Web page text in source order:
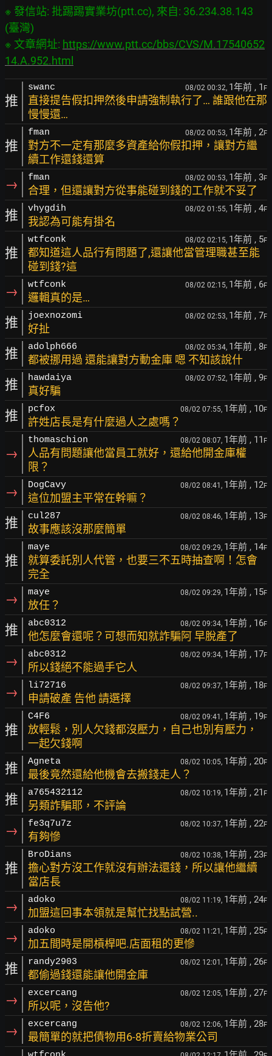
※ 發信站: 批踢踢實業坊(ptt.cc), 來自: 36.234.38.143
(臺灣)
※ 文章網址: https://www.ptt.cc/bbs/CVS/M.17540652
14.A.952.html
推
swanc 08/02 00:32, 1年前 , 1 F
直接提告假扣押然後申請強制執行了… 誰跟他在那
慢慢還…
推
fman 08/02 00:53, 1年前 , 2F
對方不一定有那麼多資產給你假扣押，讓對方繼
續工作還錢還算
→ fman 08/02 00:53, 1年前 , 3F
合理，但還讓對方從事能碰到錢的工作就不妥了
推 vhygdih 08/02 01:55, 1年前 , 4F
我認為可能有掛名
推
wtfconk 08/02 02:15, 1年前 , 5F
都知道這人品行有問題了,還讓他當管理職甚至能
碰到錢?這
→ wtfconk 08/02 02:15, 1年前 , 6F
邏輯真的是…
推 joexnozomi 08/02 02:53, 1年前 , 7F
好扯
推 adolph666 08/02 05:34, 1年前 , 8F
都被挪用過 還能讓對方動金庫 嗯 不知該說什
推 hawdaiya 08/02 07:52, 1年前 , 9F
真好騙
推 pcfox 08/02 07:55, 1年前 , 10F
許姓店長是有什麼過人之處嗎？
→
thomaschion 08/02 08:07, 1年前 , 11 F
人品有問題讓他當員工就好，還給他開金庫權
限？
→ DogCavy 08/02 08:41, 1年前 , 12F
這位加盟主平常在幹嘛？
推 cul287 08/02 08:46, 1年前 , 13F
故事應該沒那麼簡單
推
maye 08/02 09:29, 1年前 , 14F
就算委託別人代管，也要三不五時抽查啊！怎會
完全
→ maye 08/02 09:29, 1年前 , 15F
放任？
推 abc0312 08/02 09:34, 1年前 , 16F
他怎麼會還呢？可想而知就詐騙阿 早脫產了
→ abc0312 08/02 09:34, 1年前 , 17F
所以錢絕不能過手它人
→ li72716 08/02 09:37, 1年前 , 18F
申請破產 告他 請選擇
推
C4F6 08/02 09:41, 1年前 , 19F
放輕鬆，別人欠錢都沒壓力，自己也別有壓力，
一起欠錢啊
推 Agneta 08/02 10:05, 1年前 , 20F
最後竟然還給他機會去搬錢走人？
推 a765432112 08/02 10:19, 1年前 , 21 F
另類詐騙耶，不評論
→ fe3q7u7z 08/02 10:37, 1年前 , 22F
有夠慘
推
BroDians 08/02 10:38, 1年前 , 23F
擔心對方沒工作就沒有辦法還錢，所以讓他繼續
當店長
→ adoko 08/02 11:19, 1年前 , 24F
加盟這回事本領就是幫忙找點試營..
→ adoko 08/02 11:21, 1年前 , 25F
加五間時是開槓桿吧.店面租的更慘
推 randy2903 08/02 12:01, 1年前 , 26F
都偷過錢還能讓他開金庫
→ excercang 08/02 12:05, 1年前 , 27F
所以呢，沒告他?
→ excercang 08/02 12:06, 1年前 , 28F
最簡單的就把債物用6-8折賣給物業公司